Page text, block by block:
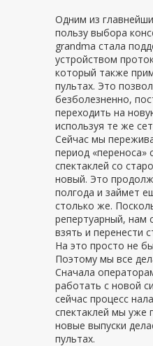
Одним из
пользу выбора
grandma стала
устройством
который также
пультах. Это
безболезненно,
переходить на
используя те же
Сейчас мы
период «переноса»
спектаклей со
новый. Это
полгода и займет
столько же.
репертуарный, нам
взять и перенести
На это просто не
Поэтому мы все
Сначала
работать с новой
сейчас процесс
спектаклей мы уже
новые выпуски
пультах.